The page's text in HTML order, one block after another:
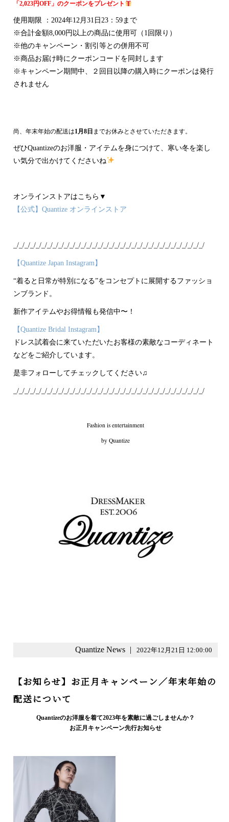
「2,023円OFF」のクーポンをプレゼント
使用期限 ：2024年12月31日23：59まで
※合計金額8,000円以上の商品に使用可（1回限り）
※他のキャンペーン・割引等との併用不可
※商品お届け時にクーポンコードを同封します
※キャンペーン期間中、２回目以降の購入時にクーポンは発行
されません
尚、年末年始の配送は1月8日 までお休みとさせていただきます。
ぜひQuantizeのお洋服・アイテムを身につけて、寒い冬を楽し
い気分で出かけてくださいね
オンラインストアはこちら▼
【公式】Quantize オンラインストア
_/_/_/_/_/_/_/_/_/_/_/_/_/_/_/_/_/_/_/_/_/_/_/_/_/_/_/_/_/_/_/_/_/_/
【Quantize Japan Instagram】
“着ると日常が特別になる”をコンセプトに展開するファッショ
ンブランド。
新作アイテムやお得情報も発信中〜！
【Quantize Bridal Instagram】
ドレス試着会に来ていただいたお客様の素敵なコーディネート
などをご紹介しています。
是非フォローしてチェックしてください♫
_/_/_/_/_/_/_/_/_/_/_/_/_/_/_/_/_/_/_/_/_/_/_/_/_/_/_/_/_/_/_/_/_/_/
Fashion is entertainment
by Quantize
Quantize News | 2022年12月21日 12:00:00
【お知らせ】お正月キャンペーン／年末年始の
配送について
Quantizeのお洋服を着て2023年を素敵に過ごしませんか？
お正月キャンペーン先行お知らせ